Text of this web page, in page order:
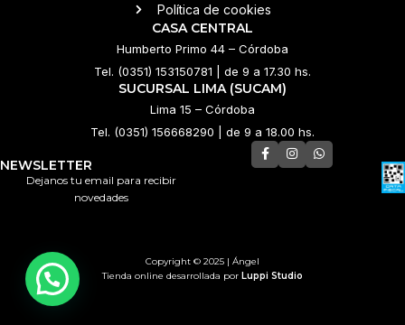
Política de cookies
CASA CENTRAL
Humberto Primo 44 – Córdoba
Tel. (0351) 153150781 | de 9 a 17.30 hs.
SUCURSAL LIMA (SUCAM)
Lima 15 – Córdoba
Tel. (0351) 156668290 | de 9 a 18.00 hs.
NEWSLETTER
Dejanos tu email para recibir
novedades
Tienda online desarrollada por Luppi Studio
Copyright © 2025 | Ángel